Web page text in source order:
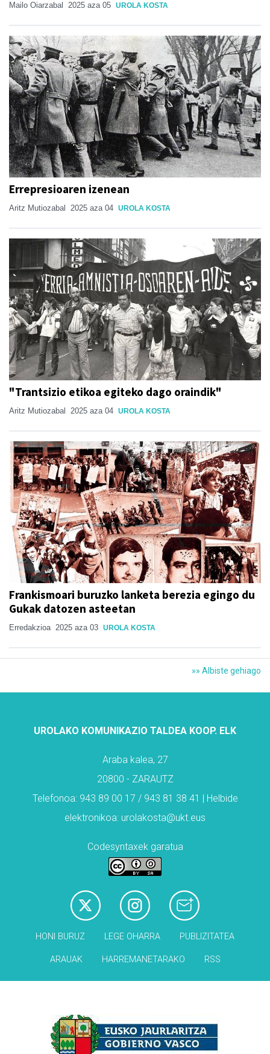
Mailo Oiarzabal 2025 aza 05 UROLA KOSTA
Errepresioaren izenean
Aritz Mutiozabal 2025 aza 04 UROLA KOSTA
"Trantsizio etikoa egiteko dago oraindik"
Aritz Mutiozabal 2025 aza 04 UROLA KOSTA
Frankismoari buruzko lanketa berezia egingo du
Gukak datozen asteetan
Erredakzioa 2025 aza 03 UROLA KOSTA
»» Albiste gehiago
UROLAKO KOMUNIKAZIO TALDEA KOOP. ELK
Araba kalea, 27
20800 - ZARAUTZ
Telefonoa: 943 89 00 17 / 943 81 38 41 | Helbide
elektronikoa: urolakosta@ukt.eus
Codesyntaxek garatua
HONI BURUZ LEGE OHARRA PUBLIZITATEA
ARAUAK HARREMANETARAKO RSS